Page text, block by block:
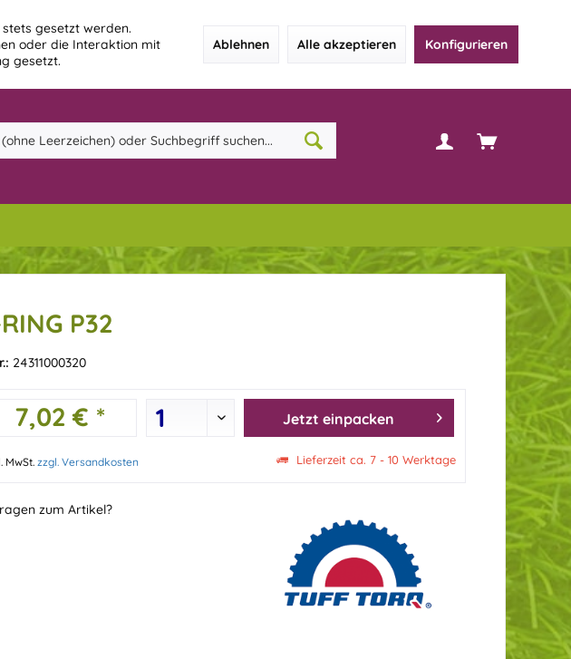
gesetzt werden.
oder die Interaktion mit
gesetzt.
Ablehnen Alle akzeptieren Konfigurieren
P32
24311000320
7,02 € * Jetzt einpacken
MwSt. zzgl. Versandkosten Lieferzeit ca. 7 - 10 Werktage
zum Artikel?